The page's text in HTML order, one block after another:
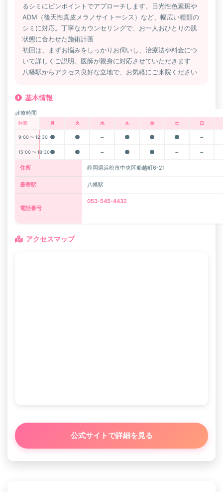
るシミにピンポイントでアプローチします。日光性色素斑や
ADM（後天性真皮メラノサイトーシス）など、幅広い種類の
シミに対応。丁寧なカウンセリングで、お一人おひとりの肌
状態に合わせた施術計画
初回は、まずお悩みをしっかりお伺いし、治療法や料金につ
いて詳しくご説明。医師が親身に対応させていただきます
八幡駅からアクセス良好な立地で、お気軽にご来院ください
基本情報
診療時間
時間 月 火 水 木 金 土 日
9:00 〜 12:30 ● ● － ● ● ● －
15:00 〜 18:30● ● － ● ● － －
住所 静岡県浜松市中央区船越町6-21
最寄駅 八幡駅
電話番号
053-545-4432
アクセスマップ
公式サイトで詳細を見る